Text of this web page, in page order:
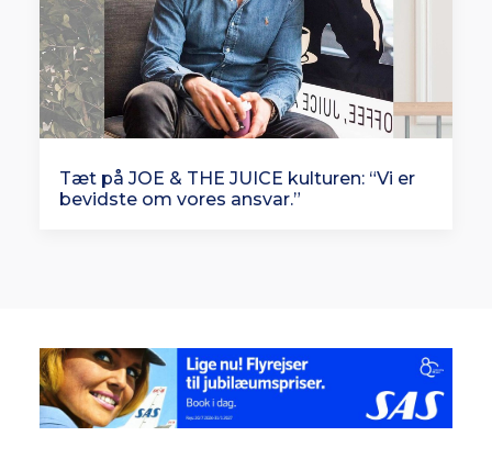
Tæt på JOE & THE JUICE kulturen: “Vi er
bevidste om vores ansvar.”